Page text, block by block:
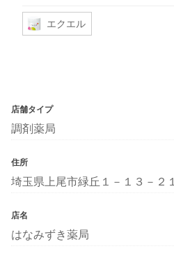
エクエル
店舗タイプ
調剤薬局
住所
埼玉県上尾市緑丘１－１３－２１
店名
はなみずき薬局